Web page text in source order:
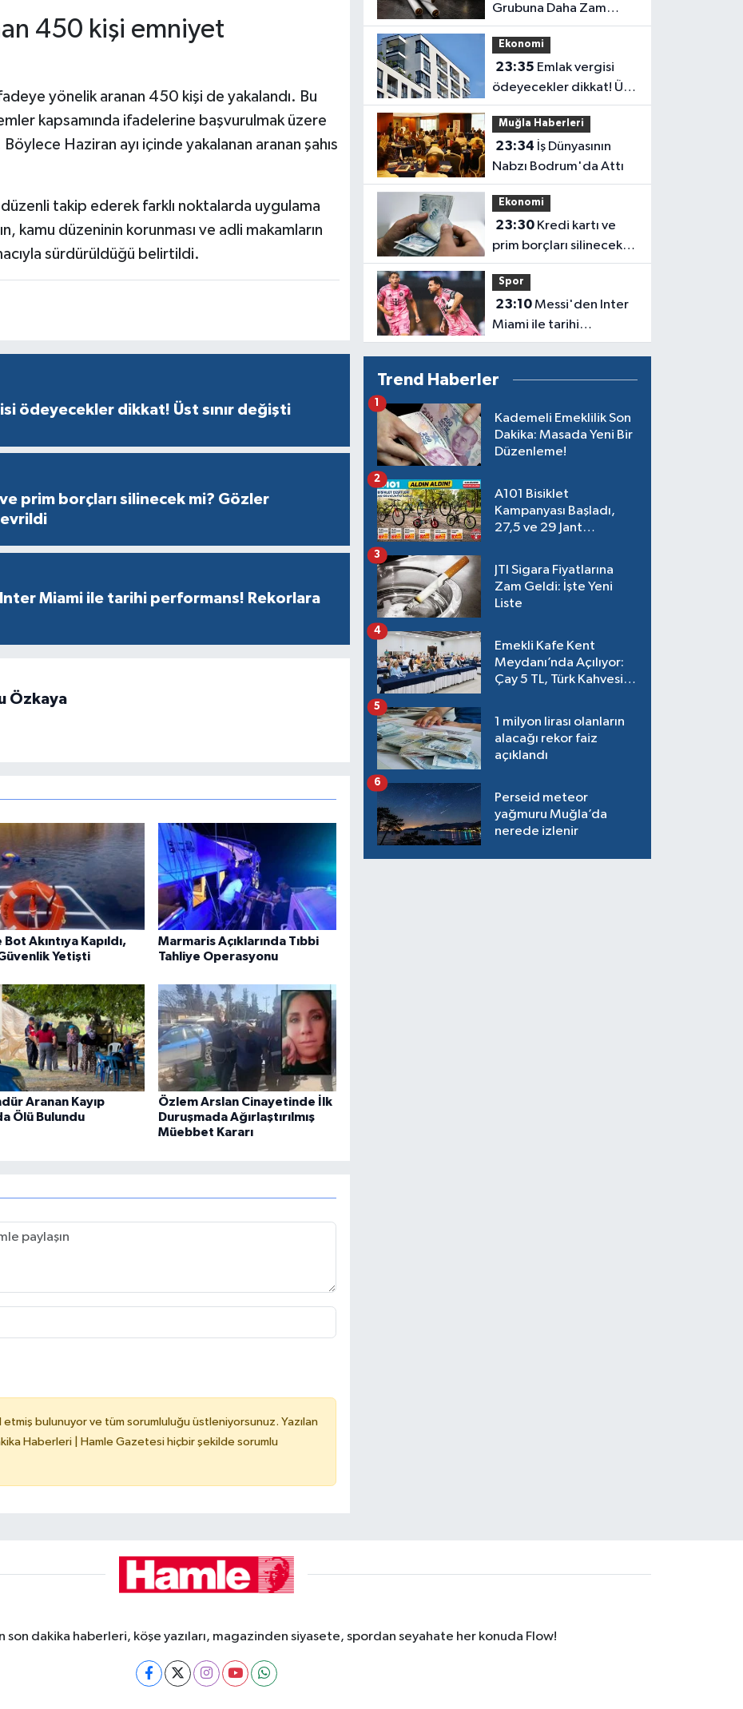
450 kişi emniyet
yönelik aranan 450 kişi de yakalandı. Bu
kapsamında ifadelerine başvurulmak üzere
Haziran ayı içinde yakalanan aranan şahıs
düzenli takip ederek farklı noktalarda uygulama
kamu düzeninin korunması ve adli makamların
sürdürüldüğü belirtildi.
ödeyecekler dikkat! Üst sınır değişti
prim borçları silinecek mi? Gözler
Miami ile tarihi performans! Rekorlara
Özkaya
Bot Akıntıya Kapıldı,
Yetişti
Marmaris Açıklarında Tıbbi
Tahliye Operasyonu
Aranan Kayıp
Ölü Bulundu
Özlem Arslan Cinayetinde İlk
Duruşmada Ağırlaştırılmış
Müebbet Kararı
etmiş bulunuyor ve tüm sorumluluğu üstleniyorsunuz. Yazılan
Haberleri | Hamle Gazetesi hiçbir şekilde sorumlu
Grubuna Daha Zam
Geldi: BAT’ın Yeni
Fiyatları Belli Oldu
Ekonomi
23:35
ödeyecekler dikkat! Üst
sınır değişti
Muğla Haberleri
23:34
Nabzı Bodrum'da Attı
Ekonomi
23:30Kredi kartı ve
prim borçları silinecek
mi? Gözler TBMM'ye
çevrildi
Spor
23:10Messi'den Inter
Miami ile tarihi
performans! Rekorlara
Trend Haberler
Kademeli Emeklilik Son
Dakika: Masada Yeni Bir
Düzenleme!
1
A101 Bisiklet
Kampanyası Başladı,
27,5 ve 29 Jant
2
JTI Sigara Fiyatlarına
Zam Geldi: İşte Yeni
Liste
3
Emekli Kafe Kent
Meydanı’nda Açılıyor:
Çay 5 TL, Türk Kahvesi
4
1 milyon lirası olanların
alacağı rekor faiz
açıklandı
5
Perseid meteor
yağmuru Muğla’da
nerede izlenir
6
dakika haberleri, köşe yazıları, magazinden siyasete, spordan seyahate her konuda Flow!